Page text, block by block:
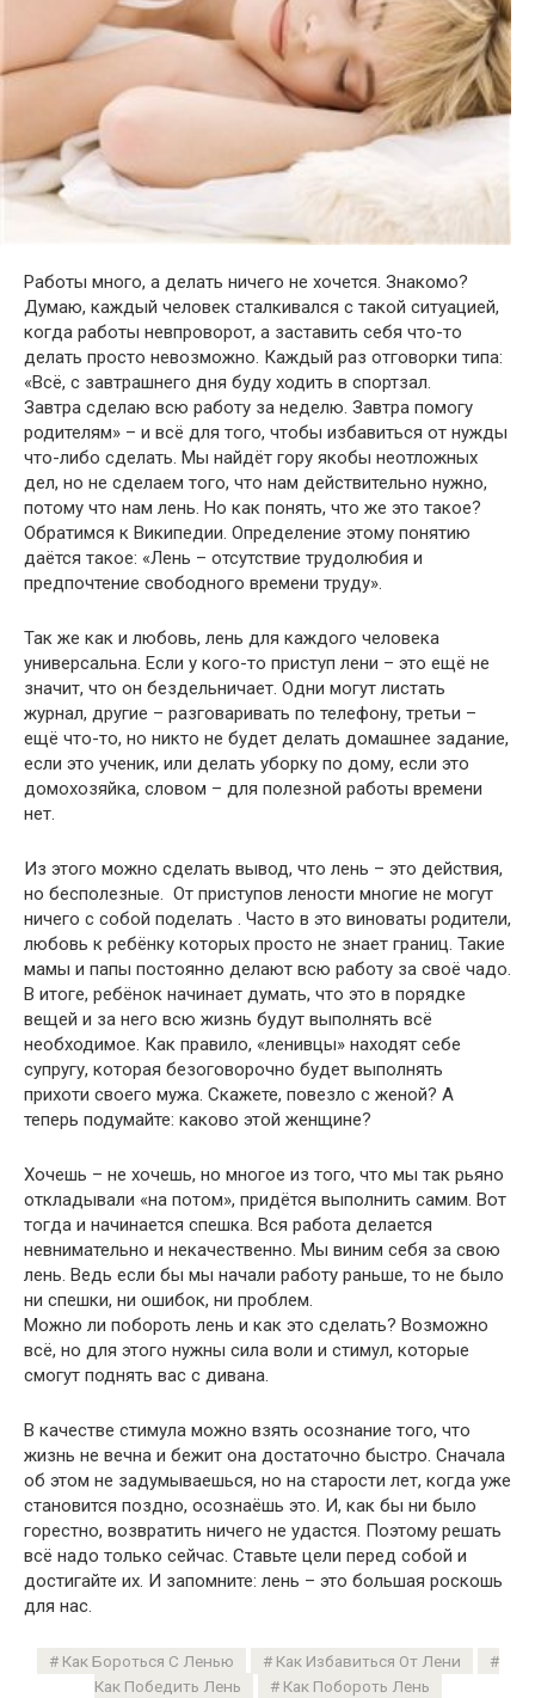
Работы много, а делать ничего не хочется. Знакомо?
Думаю, каждый человек сталкивался с такой ситуацией,
когда работы невпроворот, а заставить себя что-то
делать просто невозможно. Каждый раз отговорки типа:
«Всё, с завтрашнего дня буду ходить в спортзал.
Завтра сделаю всю работу за неделю. Завтра помогу
родителям» – и всё для того, чтобы избавиться от нужды
что-либо сделать. Мы найдёт гору якобы неотложных
дел, но не сделаем того, что нам действительно нужно,
потому что нам лень. Но как понять, что же это такое?
Обратимся к Википедии. Определение этому понятию
даётся такое: «Лень – отсутствие трудолюбия и
предпочтение свободного времени труду».
Так же как и любовь, лень для каждого человека
универсальна. Если у кого-то приступ лени – это ещё не
значит, что он бездельничает. Одни могут листать
журнал, другие – разговаривать по телефону, третьи –
ещё что-то, но никто не будет делать домашнее задание,
если это ученик, или делать уборку по дому, если это
домохозяйка, словом – для полезной работы времени
нет.
Из этого можно сделать вывод, что лень – это действия,
но бесполезные. От приступов лености многие не могут
ничего с собой поделать . Часто в это виноваты родители,
любовь к ребёнку которых просто не знает границ. Такие
мамы и папы постоянно делают всю работу за своё чадо.
В итоге, ребёнок начинает думать, что это в порядке
вещей и за него всю жизнь будут выполнять всё
необходимое. Как правило, «ленивцы» находят себе
супругу, которая безоговорочно будет выполнять
прихоти своего мужа. Скажете, повезло с женой? А
теперь подумайте: каково этой женщине?
Хочешь – не хочешь, но многое из того, что мы так рьяно
откладывали «на потом», придётся выполнить самим. Вот
тогда и начинается спешка. Вся работа делается
невнимательно и некачественно. Мы виним себя за свою
лень. Ведь если бы мы начали работу раньше, то не было
ни спешки, ни ошибок, ни проблем.
Можно ли побороть лень и как это сделать? Возможно
всё, но для этого нужны сила воли и стимул, которые
смогут поднять вас с дивана.
В качестве стимула можно взять осознание того, что
жизнь не вечна и бежит она достаточно быстро. Сначала
об этом не задумываешься, но на старости лет, когда уже
становится поздно, осознаёшь это. И, как бы ни было
горестно, возвратить ничего не удастся. Поэтому решать
всё надо только сейчас. Ставьте цели перед собой и
достигайте их. И запомните: лень – это большая роскошь
для нас.
Как Бороться С Ленью
Как Избавиться От Лени
Как Победить Лень
Как Побороть Лень